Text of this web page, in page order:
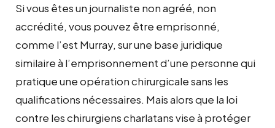
Si vous êtes un journaliste non agréé, non
accrédité, vous pouvez être emprisonné,
comme l’est Murray, sur une base juridique
similaire à l’emprisonnement d’une personne qui
pratique une opération chirurgicale sans les
qualifications nécessaires. Mais alors que la loi
contre les chirurgiens charlatans vise à protéger